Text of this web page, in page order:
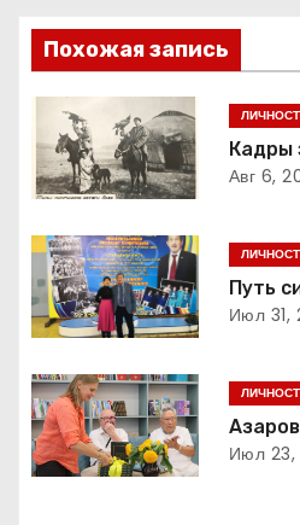
в
и
а
ц
и
я
п
о
з
Похожая запись
Кадры
Авг 6,
Путь
Июл 31,
Июл 23,